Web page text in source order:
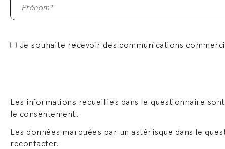
Je souhaite recevoir des communications
Les informations recueillies dans le questionnaire
le consentement.
Les données marquées par un astérisque dans le
recontacter.